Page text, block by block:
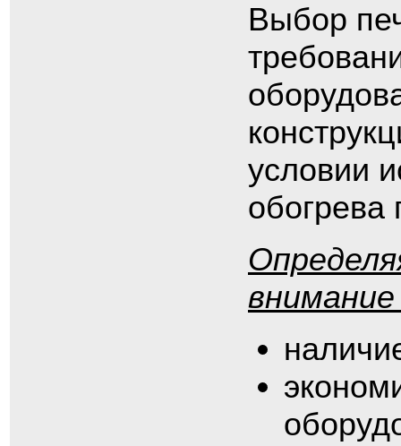
Выбор
условии